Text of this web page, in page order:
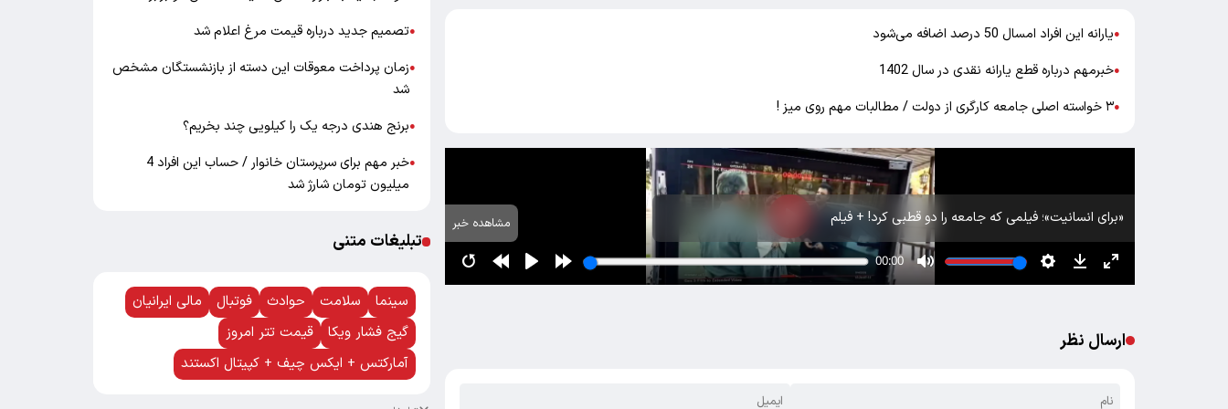
●یارانه این افراد امسال 50 درصد اضافه می‌شود
●خبرمهم درباره قطع یارانه نقدی در سال 1402
●۳ خواسته اصلی جامعه کارگری از دولت / مطالبات مهم روی میز !
«برای انسانیت»؛ فیلمی که جامعه را دو قطبی کرد! + فیلم مشاهده خبر
ارسال نظر
●تصمیم جدید درباره قیمت مرغ اعلام شد
●زمان پرداخت معوقات این دسته از بازنشستگان مشخص
شد
●برنج هندی درجه یک را کیلویی چند بخریم؟
●
خبر مهم برای سرپرستان خانوار / حساب این افراد 4
میلیون تومان شارژ شد
تبلیغات متنی
سینما سلامت حوادث فوتبال
مالی ایرانیان
گیج فشار ویکا
قیمت تتر امروز
آمارکتس + ایکس چیف + کپیتال اکستند